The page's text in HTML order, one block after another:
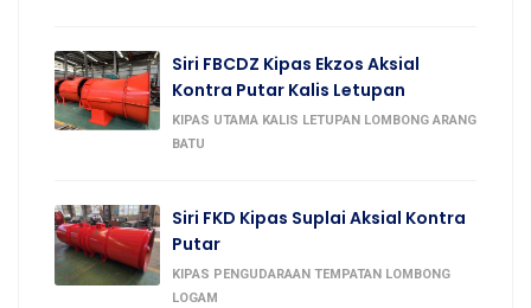
Siri FBCDZ Kipas Ekzos Aksial
Kontra Putar Kalis Letupan
KIPAS UTAMA KALIS LETUPAN LOMBONG ARANG
BATU
Siri FKD Kipas Suplai Aksial Kontra
Putar
KIPAS PENGUDARAAN TEMPATAN LOMBONG
LOGAM